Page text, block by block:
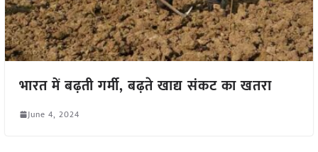
भारत में बढ़ती गर्मी, बढ़ते खाद्य संकट का खतरा
June 4, 2024